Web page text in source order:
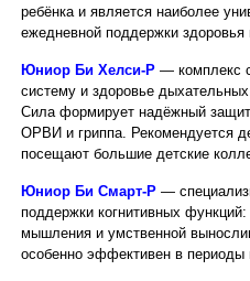
ребёнка и является наиболее
ежедневной поддержки здоровья
Юниор Би Хелси-Р — комплекс
систему и здоровье
Сила формирует надёжный
ОРВИ и гриппа. Рекомендуется
посещают большие детские
Юниор Би Смарт-Р —
поддержки когнитивных
мышления и умственной
особенно эффективен в периоды